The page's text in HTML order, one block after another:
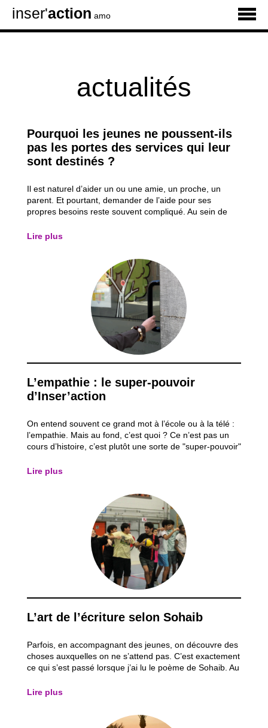
inser'action amo
actualités
Pourquoi les jeunes ne poussent-ils
pas les portes des services qui leur
sont destinés ?
Il est naturel d’aider un ou une amie, un proche, un
parent. Et pourtant, demander de l’aide pour ses
propres besoins reste souvent compliqué. Au sein de
retrouve notamment la rédaction de CV et de lettres de
Lire plus
L’empathie : le super-pouvoir
d’Inser’action
On entend souvent ce grand mot à l’école ou à la télé :
l’empathie. Mais au fond, c’est quoi ? Ce n’est pas un
cours d’histoire, c’est plutôt une sorte de "super-pouvoir"
même s’en rendre compte. C’est cette petite voix qui
Lire plus
L’art de l’écriture selon Sohaib
Parfois, en accompagnant des jeunes, on découvre des
choses auxquelles on ne s’attend pas. C’est exactement
ce qui s’est passé lorsque j’ai lu le poème de Sohaib. Au
l’amoureux des lettres et de l’écriture, j’ai été surpris par
Lire plus